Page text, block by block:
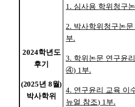
2024학년도
후기
(2025년 8월)
박사학위
1. 심사용 학위청구
2. 박사학위청구논문
부.
3. 학위논문 연구윤
④) 1 부.
4. 연구윤리 교육 이
뉴얼 참조) 1 부.